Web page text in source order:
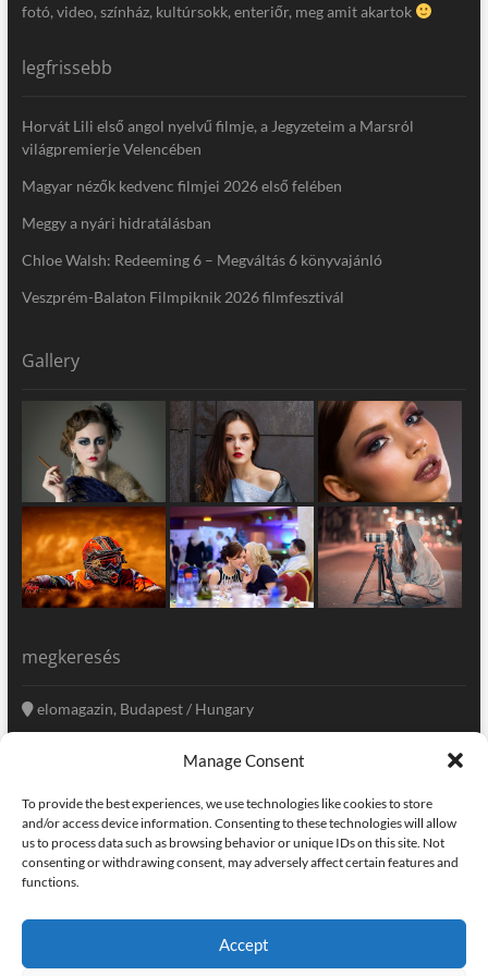
Manage Consent
To provide the best experiences, we use technologies like cookies to store
and/or access device information. Consenting to these technologies will allow
us to process data such as browsing behavior or unique IDs on this site. Not
consenting or withdrawing consent, may adversely affect certain features and
functions.
Accept
fotó, video, színház, kultúrsokk, enteriőr, meg amit akartok
legfrissebb
Horvát Lili első angol nyelvű filmje, a Jegyzeteim a Marsról
világpremierje Velencében
Magyar nézők kedvenc filmjei 2026 első felében
Meggy a nyári hidratálásban
Chloe Walsh: Redeeming 6 – Megváltás 6 könyvajánló
Veszprém-Balaton Filmpiknik 2026 filmfesztivál
Gallery
megkeresés
elomagazin, Budapest / Hungary
szerkesztoseg@elomagazin.com
elomagazin
home adatvédelem impresszum kapcsolat